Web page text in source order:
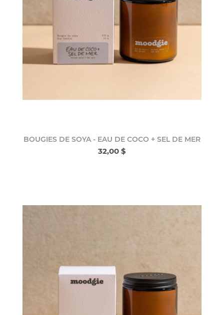
BOUGIES DE SOYA - EAU DE COCO + SEL DE MER
32,00 $